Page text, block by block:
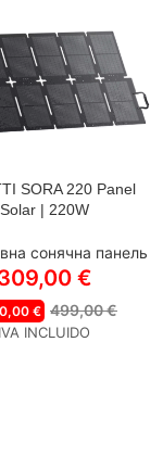
SORA 220 Panel
Solar | 220W
сонячна панель
€
€ 499,00€
IVA INCLUIDO